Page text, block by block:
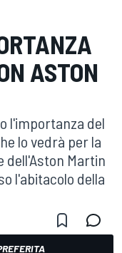
ASTON
l'importanza del
lo vedrà per la
dell'Aston Martin
l'abitacolo della